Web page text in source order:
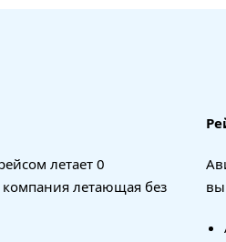
летает 0
летающая без